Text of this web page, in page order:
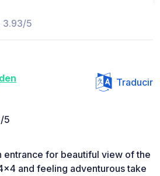
3.93/5
Traducir
5
entrance for beautiful view of the
and feeling adventurous take